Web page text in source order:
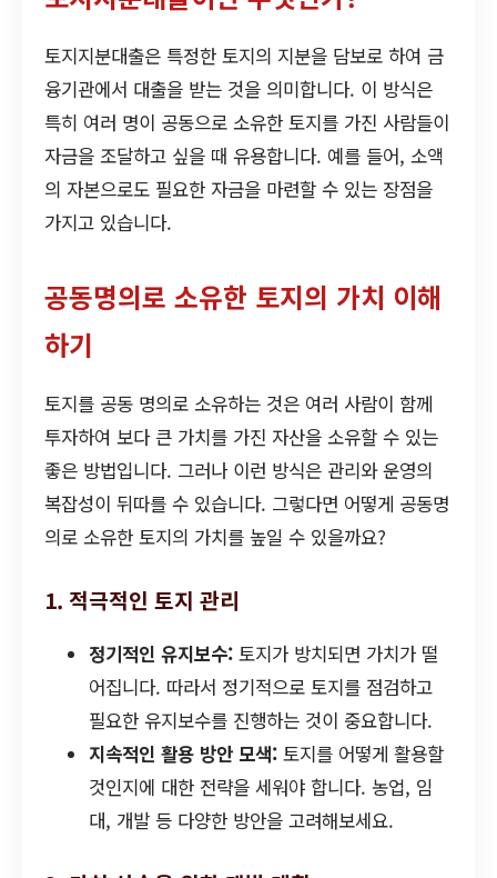
토지지분대출은 특정한 토지의 지분을 담보로 하여 금
융기관에서 대출을 받는 것을 의미합니다. 이 방식은
특히 여러 명이 공동으로 소유한 토지를 가진 사람들이
자금을 조달하고 싶을 때 유용합니다. 예를 들어, 소액
의 자본으로도 필요한 자금을 마련할 수 있는 장점을
가지고 있습니다.
공동명의로 소유한 토지의 가치 이해
하기
토지를 공동 명의로 소유하는 것은 여러 사람이 함께
투자하여 보다 큰 가치를 가진 자산을 소유할 수 있는
좋은 방법입니다. 그러나 이런 방식은 관리와 운영의
복잡성이 뒤따를 수 있습니다. 그렇다면 어떻게 공동명
의로 소유한 토지의 가치를 높일 수 있을까요?
1. 적극적인 토지 관리
정기적인 유지보수: 토지가 방치되면 가치가 떨
어집니다. 따라서 정기적으로 토지를 점검하고
필요한 유지보수를 진행하는 것이 중요합니다.
지속적인 활용 방안 모색: 토지를 어떻게 활용할
것인지에 대한 전략을 세워야 합니다. 농업, 임
대, 개발 등 다양한 방안을 고려해보세요.